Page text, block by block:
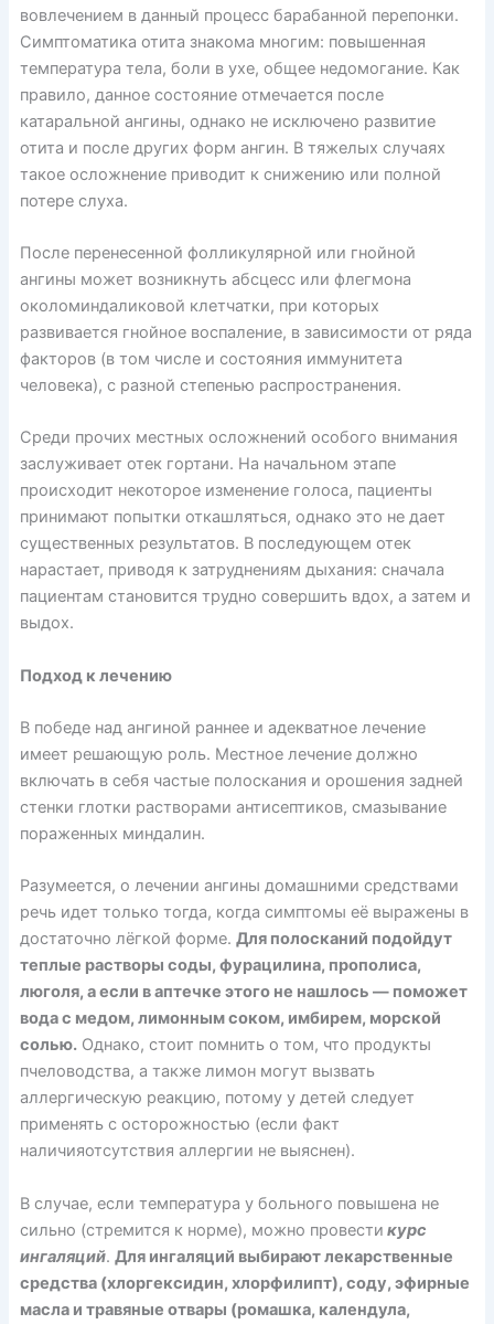
вовлечением в данный процесс барабанной перепонки.
Симптоматика отита знакома многим: повышенная
температура тела, боли в ухе, общее недомогание. Как
правило, данное состояние отмечается после
катаральной ангины, однако не исключено развитие
отита и после других форм ангин. В тяжелых случаях
такое осложнение приводит к снижению или полной
потере слуха.
После перенесенной фолликулярной или гнойной
ангины может возникнуть абсцесс или флегмона
околоминдаликовой клетчатки, при которых
развивается гнойное воспаление, в зависимости от ряда
факторов (в том числе и состояния иммунитета
человека), с разной степенью распространения.
Среди прочих местных осложнений особого внимания
заслуживает отек гортани. На начальном этапе
происходит некоторое изменение голоса, пациенты
принимают попытки откашляться, однако это не дает
существенных результатов. В последующем отек
нарастает, приводя к затруднениям дыхания: сначала
пациентам становится трудно совершить вдох, а затем и
выдох.
Подход к лечению
В победе над ангиной раннее и адекватное лечение
имеет решающую роль. Местное лечение должно
включать в себя частые полоскания и орошения задней
стенки глотки растворами антисептиков, смазывание
пораженных миндалин.
Разумеется, о лечении ангины домашними средствами
речь идет только тогда, когда симптомы её выражены в
достаточно лёгкой форме. Для полосканий подойдут
теплые растворы соды, фурацилина, прополиса,
люголя, а если в аптечке этого не нашлось — поможет
вода с медом, лимонным соком, имбирем, морской
солью.Однако, стоит помнить о том, что продукты
пчеловодства, а также лимон могут вызвать
аллергическую реакцию, потому у детей следует
применять с осторожностью (если факт
наличияотсутствия аллергии не выяснен).
В случае, если температура у больного повышена не
сильно (стремится к норме), можно провести курс
ингаляций. Для ингаляций выбирают лекарственные
средства (хлоргексидин, хлорфилипт), соду, эфирные
масла и травяные отвары (ромашка, календула,